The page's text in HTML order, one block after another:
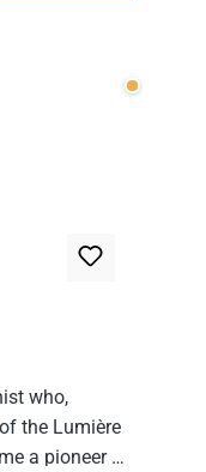
Wenige
who,
the Lumière
a pioneer of